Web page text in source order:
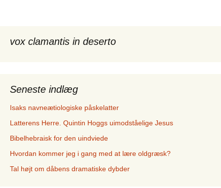
vox clamantis in deserto
Seneste indlæg
Isaks navneætiologiske påskelatter
Latterens Herre. Quintin Hoggs uimodståelige Jesus
Bibelhebraisk for den uindviede
Hvordan kommer jeg i gang med at lære oldgræsk?
Tal højt om dåbens dramatiske dybder